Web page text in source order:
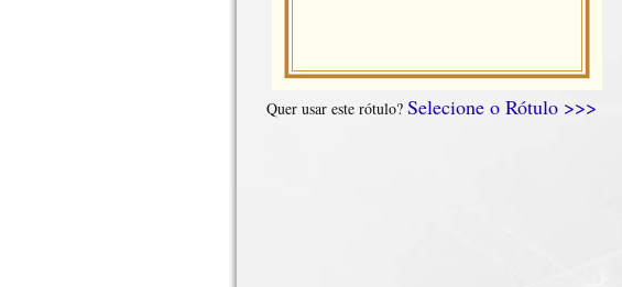
Quer usar este rótulo? Selecione o Rótulo >>>